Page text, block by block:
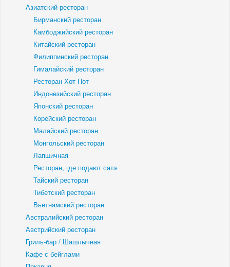
Азиатский ресторан
Бирманский ресторан
Камбоджийский ресторан
Китайский ресторан
Филиппинский ресторан
Гималайский ресторан
Ресторан Хот Пот
Индонезийский ресторан
Японский ресторан
Корейский ресторан
Малайский ресторан
Монгольский ресторан
Лапшичная
Ресторан, где подают сатэ
Тайский ресторан
Тибетский ресторан
Вьетнамский ресторан
Австралийский ресторан
Австрийский ресторан
Гриль-бар / Шашлычная
Кафе с бейглами